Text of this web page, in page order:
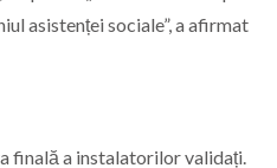
asistenței sociale”, a afirmat
finală a instalatorilor validați.